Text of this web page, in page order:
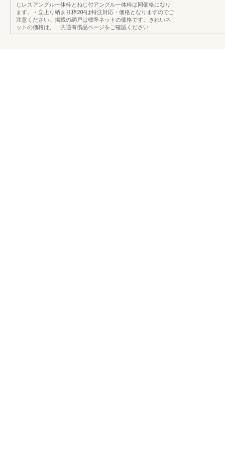
じレスアングル一体枠とねじ付アングル一体枠は同価格になり
ます。・立上り納まり枠204は特注対応・価格となりますのでご
注意ください。掲載の網戸は標準ネットの価格です。きれいネ
ットの価格は、 共通有償品ページをご確認ください